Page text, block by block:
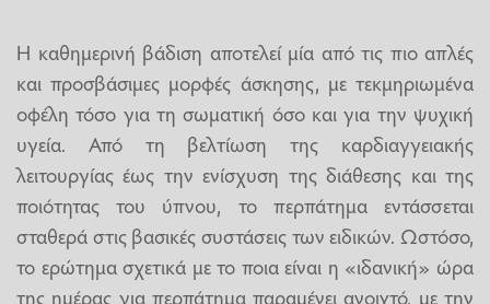
Η καθημερινή βάδιση αποτελεί μία από τις πιο απλές
και προσβάσιμες μορφές άσκησης, με τεκμηριωμένα
οφέλη τόσο για τη σωματική όσο και για την ψυχική
υγεία. Από τη βελτίωση της καρδιαγγειακής
λειτουργίας έως την ενίσχυση της διάθεσης και της
ποιότητας του ύπνου, το περπάτημα εντάσσεται
σταθερά στις βασικές συστάσεις των ειδικών. Ωστόσο,
το ερώτημα σχετικά με το ποια είναι η «ιδανική» ώρα
της ημέρας για περπάτημα παραμένει ανοιχτό, με την